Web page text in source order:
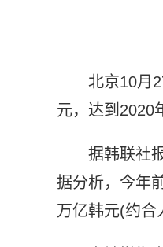
北京10月
元，达到2020
据韩联社
据分析，今年
万亿韩元(约合